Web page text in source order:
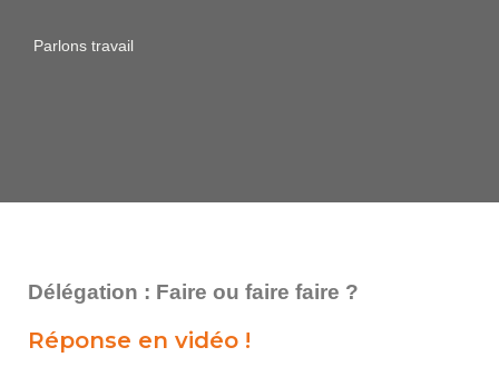
Parlons travail
Délégation : Faire ou faire faire ?
Réponse en vidéo !